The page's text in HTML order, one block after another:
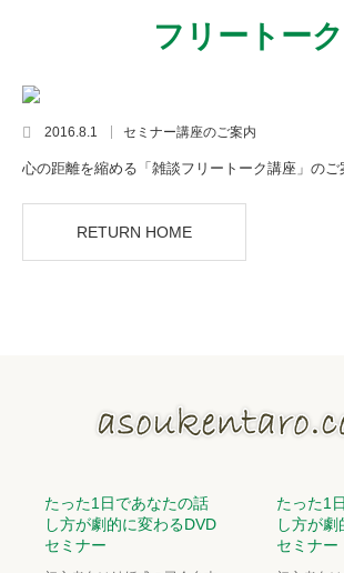
フリートーク
2016.8.1 セミナー講座のご案内
心の距離を縮める「雑談フリートーク講座」のご
RETURN HOME
たった1日であなたの話
し方が劇的に変わるDVD
セミナー
たった1
し方が
セミナー